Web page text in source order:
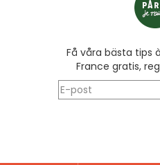
Få våra bästa tips
France gratis,